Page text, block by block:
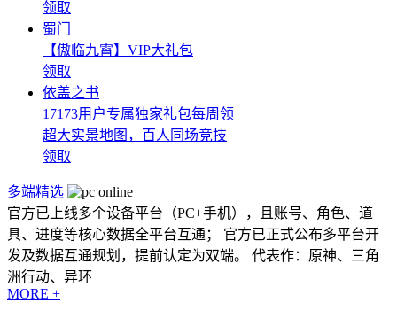
领取
蜀门
【傲临九霄】VIP大礼包
领取
依盖之书
17173用户专属独家礼包每周领
超大实景地图，百人同场竞技
领取
多端精选
官方已上线多个设备平台（PC+手机），且账号、角色、道
具、进度等核心数据全平台互通； 官方已正式公布多平台开
发及数据互通规划，提前认定为双端。 代表作：原神、三角
洲行动、异环
MORE +